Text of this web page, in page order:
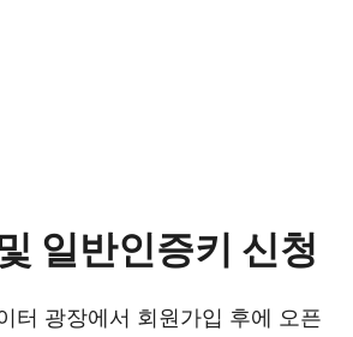
일반인증키 신청
터 광장에서 회원가입 후에 오픈